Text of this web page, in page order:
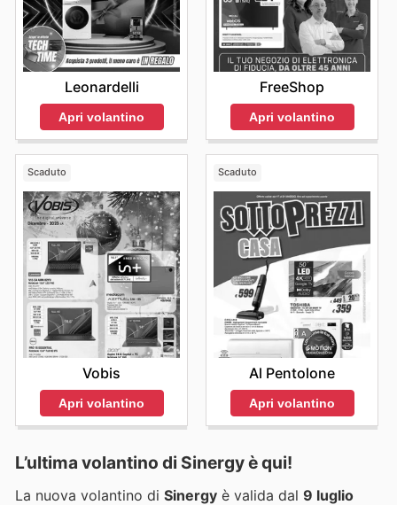
Leonardelli
Apri volantino
FreeShop
Apri volantino
Scaduto
Vobis
Apri volantino
Scaduto
Al Pentolone
Apri volantino
L’ultima volantino di Sinergy è qui!
La nuova volantino di Sinergy è valida dal 9 luglio